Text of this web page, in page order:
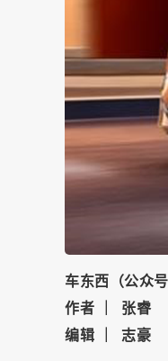
车东西（公众
作者 ｜ 张睿
编辑 ｜ 志豪